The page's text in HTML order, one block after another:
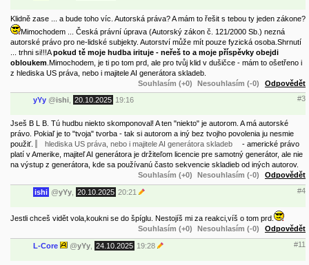
Klidně zase ... a bude toho víc. Autorská práva? A mám to řešit s tebou ty jeden zákone?
Mimochodem ... Česká právní úprava (Autorský zákon č. 121/2000 Sb.) nezná
autorské právo pro ne-lidské subjekty. Autorství může mít pouze fyzická osoba. Shrnutí
... trhni si!!!Apokud tě moje hudba irituje - neřeš to a moje příspěvky obejdi
obloukem Mimochodem, je ti po tom prd, ale pro tvůj klid v dušičce - mám to ošetřeno i
z hlediska US práva, nebo i majitele AI generátora skladeb.
Souhlasím (+0)
Nesouhlasím (-0) Odpovědět
yYy @ishi 20.10.2025 19:16 #3
Jseš B L B. Tú hudbu niekto skomponoval! A ten "niekto" je autorom. A má autorské
právo. Pokiaľ je to "tvoja" tvorba - tak si autorom a iný bez tvojho povolenia ju nesmie
použiť.
hlediska US práva, nebo i majitele AI generátora skladeb
- americké právo
platí v Amerike, majiteľ AI generátora je držiteľom licencie pre samotný generátor, ale nie
na výstup z generátora, kde sa používanú často sekvencie skladieb od iných autorov.
Souhlasím (+0)
Nesouhlasím (-0) Odpovědět
ishi @yYy 20.10.2025 20:21 #4
Jestli chceš vidět vola,koukni se do špíglu. Nestojíš mi za reakci,víš o tom prd.
Souhlasím (+0)
Nesouhlasím (-0) Odpovědět
L-Core @yYy 24.10.2025 19:28 #11